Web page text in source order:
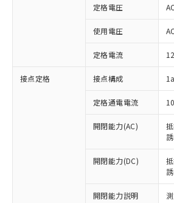
定格電圧
使用電圧
定格電流
接点定格 接点構成 1a
定格通電電流
開閉能力(AC)
開閉能力(DC)
開閉能力説明
ご利用条件
以下の条件をお読みいただき
ご利用ください。
本サービスは、当社制御
商品の当社在庫状況およ
※1 対応状況
対応済み：EU RoHS指令（
非含有に対応した製品が提供可
対応予定：EU RoHS指令（10
有に対応した製品に切り替え
対応予定なし：EU RoHS指令
非含有に非対応の商品で、対
定はありません。
調査・確認中：EU RoHS指令
非含有の対応状況を調査中ま
※1 中国RoHS○×表